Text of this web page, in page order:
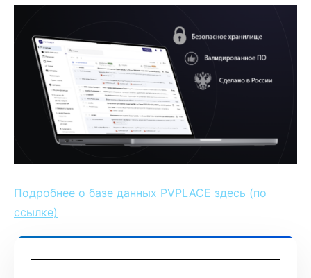
Подробнее о базе данных PVPLACE здесь (по
ссылке)